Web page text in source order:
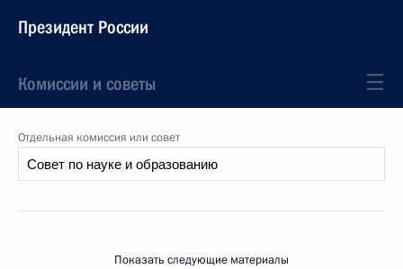
Президент России
Комиссии и советы
Отдельная комиссия или совет
Показать следующие материалы